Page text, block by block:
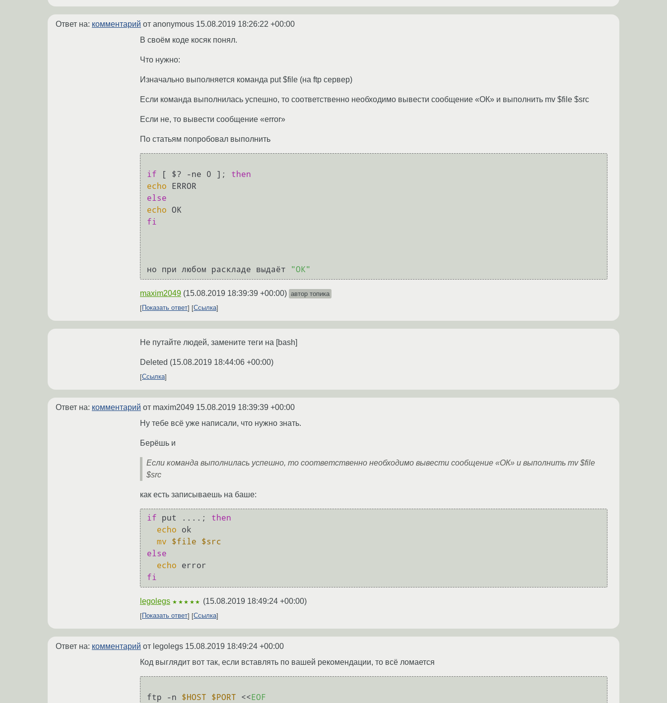
Ответ на: комментарий от anonymous 15.08.2019 18:26:22 +00:00
В своём коде косяк понял.
Что нужно:
Изначально выполняется команда put $file (на ftp сервер)
Если команда выполнилась успешно, то соответственно необходимо вывести сообщение «ОК» и выполнить mv $file $src
Если не, то вывести сообщение «error»
По статьям попробовал выполнить
if [ $? -ne 0 ]; then
echo
else
echo
fi
но при любом раскладе выдаёт "ОК"
maxim2049 (15.08.2019 18:39:39 +00:00) автор топика
Показать ответ
Ссылка
Не путайте людей, замените теги на [bash]
Deleted (15.08.2019 18:44:06 +00:00)
Ссылка
Ответ на: комментарий от maxim2049 15.08.2019 18:39:39 +00:00
Ну тебе всё уже написали, что нужно знать.
Берёшь и
Если команда выполнилась успешно, то соответственно необходимо вывести сообщение «ОК» и выполнить mv $file
$src
как есть записываешь на баше:
if put ....; then
echo ok
mv
$file
$src
else
echo
fi
legolegs ★★★★★ (15.08.2019 18:49:24 +00:00)
Показать ответ Ссылка
Ответ на: комментарий от legolegs 15.08.2019 18:49:24 +00:00
Код выглядит вот так, если вставлять по вашей рекомендации, то всё ломается
ftp -n $HOST $PORT << EOF